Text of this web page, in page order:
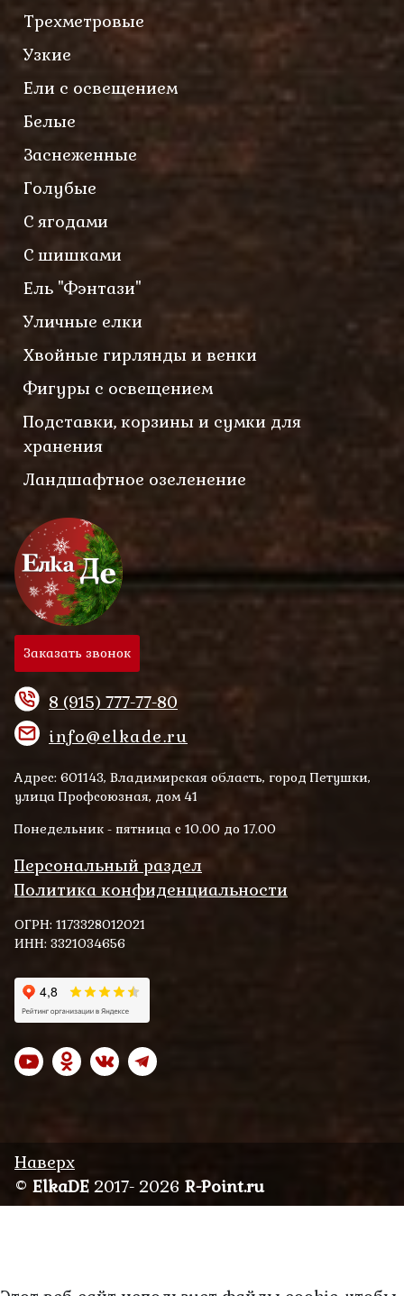
Трехметровые
Узкие
Ели с освещением
Белые
Заснеженные
Голубые
С ягодами
С шишками
Ель "Фэнтази"
Уличные елки
Хвойные гирлянды и венки
Фигуры с освещением
Подставки, корзины и сумки для
хранения
Ландшафтное озеленение
Заказать звонок
8 (915) 777-77-80
info@elkade.ru
Адрес: 601143, Владимирская область, город Петушки,
улица Профсоюзная, дом 41
Понедельник - пятница с 10.00 до 17.00
Персональный раздел
Политика конфиденциальности
ОГРН: 1173328012021
ИНН: 3321034656
Наверх
© ElkaDE 2017- 2026 R-Point.ru